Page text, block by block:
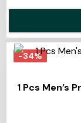
-34%
1 Pcs Men’s